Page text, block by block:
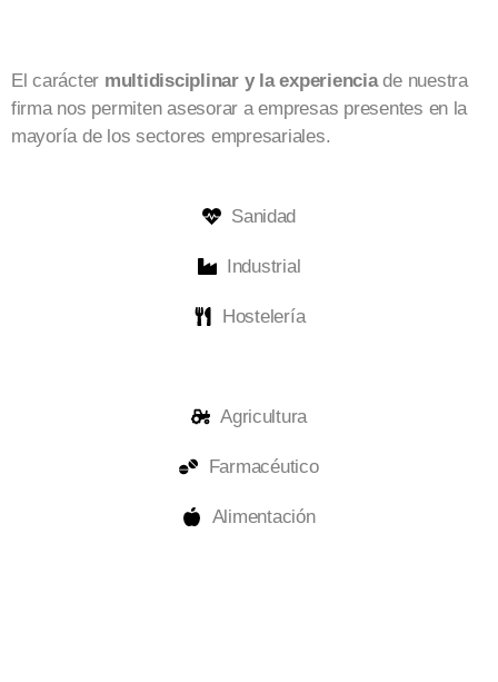
El carácter multidisciplinar y la experienciade nuestra
firma nos permiten asesorar a empresas presentes en la
mayoría de los sectores empresariales.
Agricultura
Farmacéutico
Alimentación
Sanidad
Industrial
Hostelería